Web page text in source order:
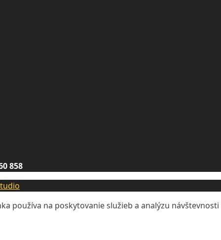
858
používa na poskytovanie služieb a analýzu